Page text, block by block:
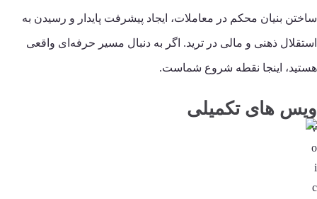
ساختن بنیان محکم در معاملات، ایجاد پیشرفت پایدار و رسیدن به
استقلال ذهنی و مالی در ترید. اگر به دنبال مسیر حرفه‌ای واقعی
هستید، اینجا نقطه شروع شماست.
ویس های تکمیلی